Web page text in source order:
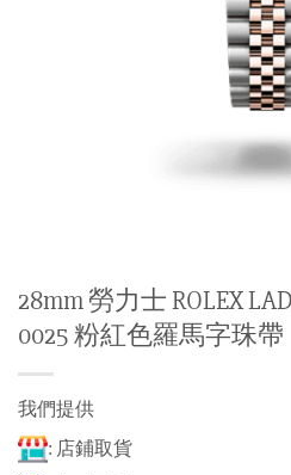
28mm 勞力士 ROLEX
0025 粉紅色羅馬字珠帶
我們提供
: 店鋪取貨